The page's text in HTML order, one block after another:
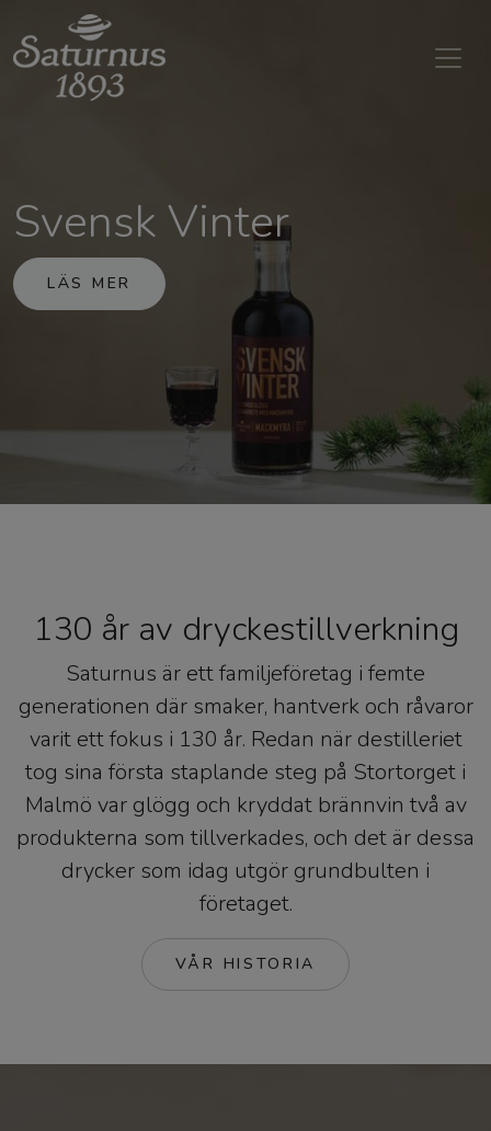
SKIP TO MAIN CONTENT
Svensk Vinter
LÄS MER
130 år av dryckestillverkning
Saturnus är ett familjeföretag i femte
generationen där smaker, hantverk och råvaror
varit ett fokus i 130 år. Redan när destilleriet
tog sina första staplande steg på Stortorget i
Malmö var glögg och kryddat brännvin två av
produkterna som tillverkades, och det är dessa
drycker som idag utgör grundbulten i
företaget.
VÅR HISTORIA